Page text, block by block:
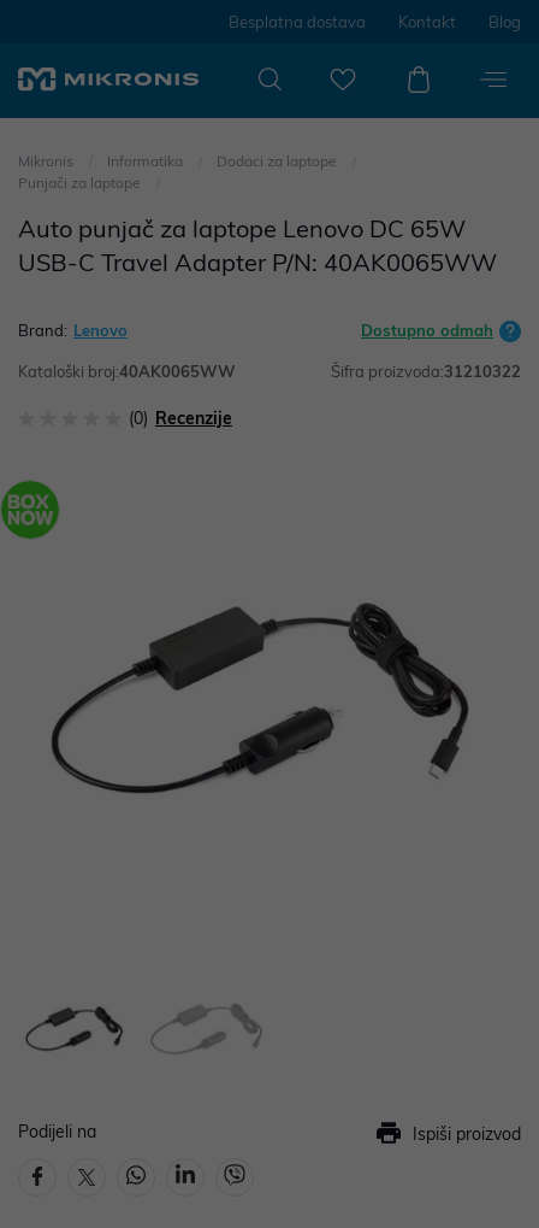
Besplatna dostava Kontakt Blog
Mikronis Informatika
Dodaci za laptope
Punjači za laptope
Auto punjač za laptope Lenovo DC 65W
USB-C Travel Adapter P/N: 40AK0065WW
Brand: Lenovo Dostupno odmah
Kataloški broj:40AK0065WW Šifra proizvoda:31210322
(0) Recenzije
Podijeli na Ispiši proizvod